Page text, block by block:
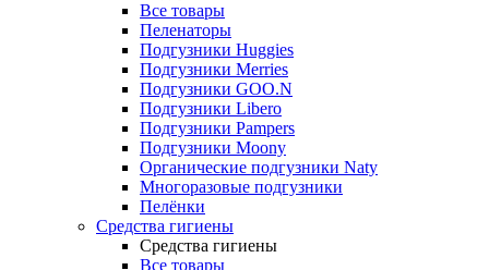
Все товары
Пеленаторы
Подгузники Huggies
Подгузники Merries
Подгузники GOO.N
Подгузники Libero
Подгузники Pampers
Подгузники Moony
Органические подгузники Naty
Многоразовые подгузники
Пелёнки
Средства гигиены
Средства гигиены
Все товары